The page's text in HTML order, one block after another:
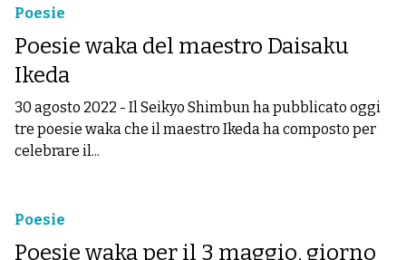
Poesie
Poesie waka del maestro Daisaku
Ikeda
30 agosto 2022 - Il Seikyo Shimbun ha pubblicato oggi
tre poesie waka che il maestro Ikeda ha composto per
celebrare il...
Poesie
Poesie waka per il 3 maggio, giorno